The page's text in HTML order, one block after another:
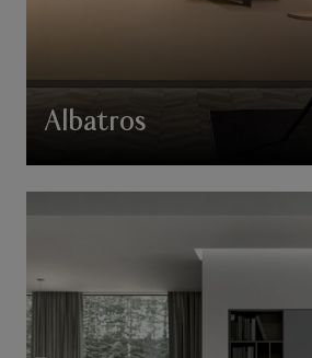
Albatros